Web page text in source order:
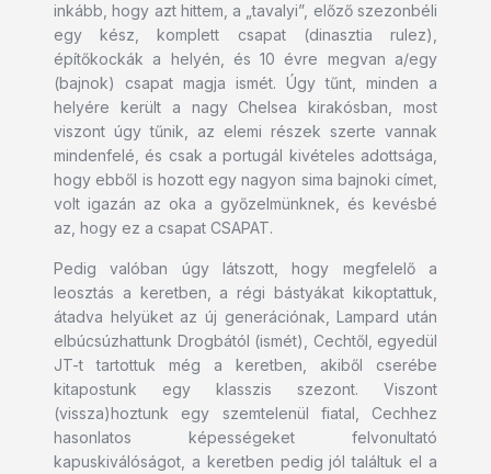
inkább, hogy azt hittem, a „tavalyi”, előző szezonbéli
egy kész, komplett csapat (dinasztia rulez),
építőkockák a helyén, és 10 évre megvan a/egy
(bajnok) csapat magja ismét. Úgy tűnt, minden a
helyére került a nagy Chelsea kirakósban, most
viszont úgy tűnik, az elemi részek szerte vannak
mindenfelé, és csak a portugál kivételes adottsága,
hogy ebből is hozott egy nagyon sima bajnoki címet,
volt igazán az oka a győzelmünknek, és kevésbé
az, hogy ez a csapat CSAPAT.
Pedig valóban úgy látszott, hogy megfelelő a
leosztás a keretben, a régi bástyákat kikoptattuk,
átadva helyüket az új generációnak, Lampard után
elbúcsúzhattunk Drogbától (ismét), Cechtől, egyedül
JT-t tartottuk még a keretben, akiből cserébe
kitapostunk egy klasszis szezont. Viszont
(vissza)hoztunk egy szemtelenül fiatal, Cechhez
hasonlatos képességeket felvonultató
kapuskiválóságot, a keretben pedig jól találtuk el a